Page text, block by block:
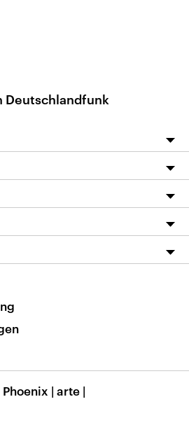
Deutschlandfunk
dlf.de
App
Phoenix | arte |